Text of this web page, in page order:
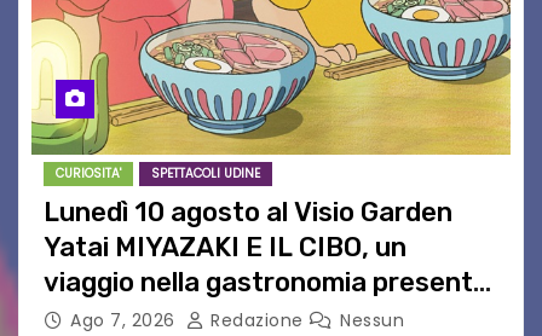
CURIOSITA' SPETTACOLI UDINE
Lunedì 10 agosto al Visio Garden
Yatai MIYAZAKI E IL CIBO, un
viaggio nella gastronomia presente
nei film di Hayao Miyazaki!
Ago 7, 2026 Redazione
Nessun